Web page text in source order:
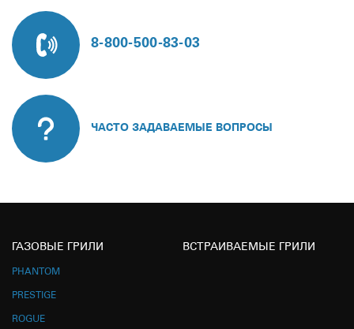
8-800-500-83-03
ЧАСТО ЗАДАВАЕМЫЕ ВОПРОСЫ
ГАЗОВЫЕ ГРИЛИ
PHANTOM
PRESTIGE
ROGUE
ВСТРАИВАЕМЫЕ ГРИЛИ